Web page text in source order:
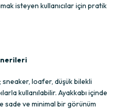
isteyen kullanıcılar için pratik
loafer, düşük bilekli
kullanılabilir. Ayakkabı içinde
ve minimal bir görünüm